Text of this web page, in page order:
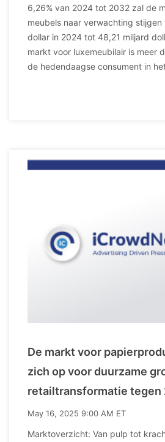
6,26% van 2024 tot 2032 zal de
meubels naar verwachting
dollar in 2024 tot 48,21 miljard
markt voor luxemeubilair is meer
de hedendaagse consument in
De markt voor
zich op voor duurzame
retailtransformatie tegen
May 16, 2025 9:00 AM ET
Marktoverzicht: Van pulp tot